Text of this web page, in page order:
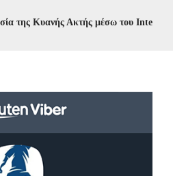
Κυανής Ακτής μέσω του Interreg 2021-